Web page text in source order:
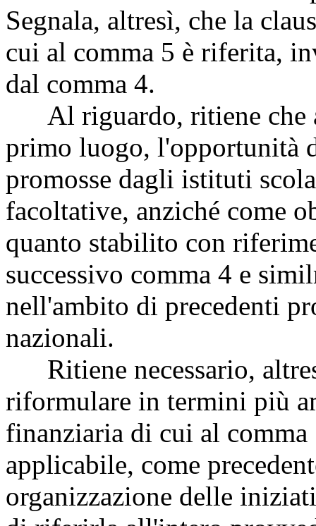
Segnala, altresì, che la
cui al comma 5 è riferita,
dal comma 4.
Al riguardo, ritiene che
primo luogo, l'opportunità
promosse dagli istituti
facoltative, anziché come
quanto stabilito con
successivo comma 4 e
nell'ambito di precedenti
nazionali.
Ritiene necessario,
riformulare in termini più
finanziaria di cui al
applicabile, come
organizzazione delle